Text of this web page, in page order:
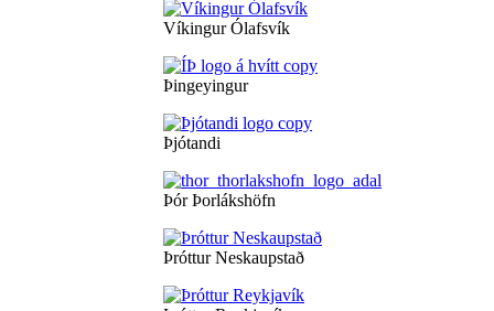
Víkingur Ólafsvík
Þingeyingur
Þjótandi
Þór Þorlákshöfn
Þróttur Neskaupstað